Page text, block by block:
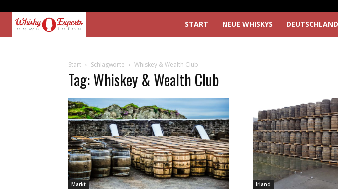
START NEUE WHISKYS DEUTSCHLAND
Start Schlagworte Whiskey & Wealth Club
Tag: Whiskey & Wealth Club
Markt Irland